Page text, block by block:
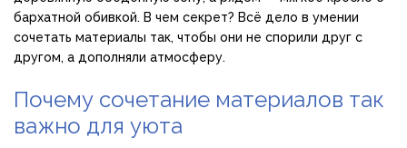
бархатной обивкой. В чем секрет? Всё дело в умении
сочетать материалы так, чтобы они не спорили друг с
другом, а дополняли атмосферу.
Почему сочетание материалов так
важно для уюта